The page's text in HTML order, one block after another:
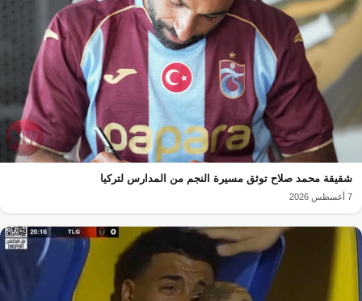
شقيقة محمد صلاح توثق مسيرة النجم من المدارس لتركيا
7 أغسطس 2026